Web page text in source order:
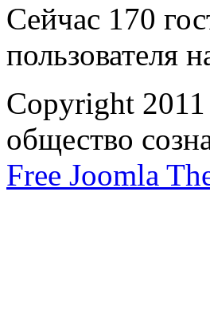
Сейчас 170
пользователя
Copyright 2011
общество
Free Joomla